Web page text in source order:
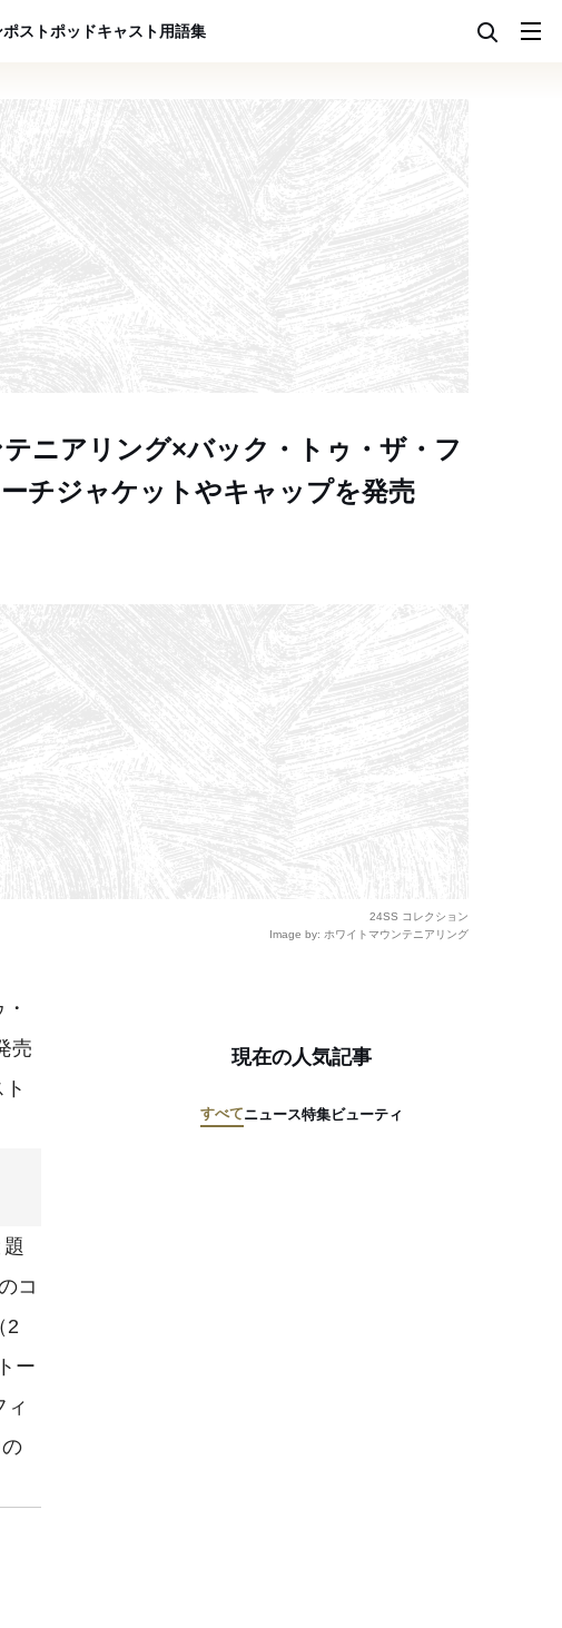
ポストポッドキャスト用語集
ニアリング×バック・トゥ・ザ・フ
チジャケットやキャップを発売
24SS コレクション
Image by: ホワイトマウンテニアリング
売
コ
2
ー
ィ
現在の人気記事
すべてニュース特集ビューティ